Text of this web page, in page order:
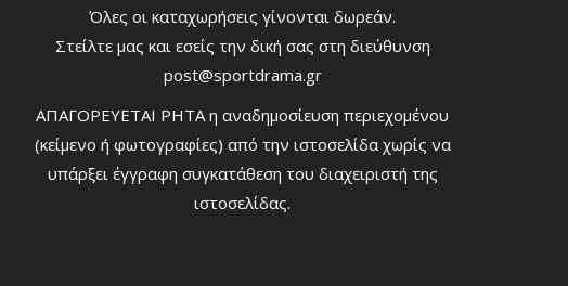
Όλες οι καταχωρήσεις γίνονται δωρεάν.
Στείλτε μας και εσείς την δική σας στη διεύθυνση
post@sportdrama.gr
ΑΠΑΓΟΡΕΥΕΤΑΙ ΡΗΤΑ η αναδημοσίευση περιεχομένου
(κείμενο ή φωτογραφίες) από την ιστοσελίδα χωρίς να
υπάρξει έγγραφη συγκατάθεση του διαχειριστή της
ιστοσελίδας.